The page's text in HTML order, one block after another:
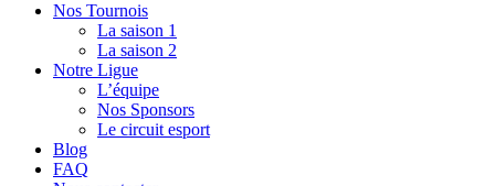
Nos Tournois
La saison 1
La saison 2
Notre Ligue
L’équipe
Nos Sponsors
Le circuit esport
Blog
FAQ